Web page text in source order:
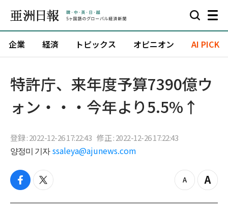
企業 経済 トピックス オピニオン AI PICK
特許庁、来年度予算7390億ウ
ォン・・・今年より5.5%↑
登録 : 2022-12-26 17:22:43 修正 : 2022-12-26 17:22:43
양정미 기자 ssaleya@ajunews.com
f
c
t
i
z
o
Z
o